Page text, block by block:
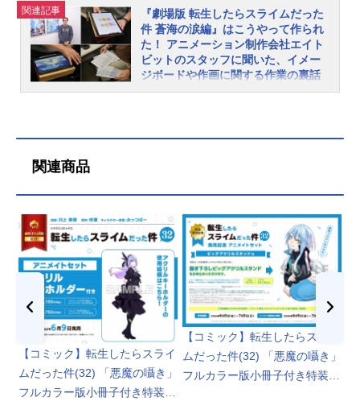
れる会場でミニライブからスター
ト。1曲目はアニメ第1期のエンディ
ング「Anothercolony」。「『転ス
ラ』の楽曲を8年間務めています」と
笑顔のTRUEさんは「『転スラ』と共
に奏でてきた楽曲をみなさんにお届
ブを進行。ネタバレを気にすると、
作品の話がなかなかできなかったと
いうTRUEさんは「トークパートでた
くさんお話ししようと思います！」
と意気込みましたが、「忘れないう
ちに好きなシーンを！」と切り出
し、本作のお気に入りシーンを語り
始め...
咲美保さん、智慧之王役の豊口めぐ
みさん、ヴェルドラ役の前野智昭さ
ん、ユウキ役の花江夏樹さん、マリ
アベル役の水瀬いのりさんら豪華キ
ャスト5名が登壇しました。第4期で
活躍するキャラクターを演じる皆さ
お届けします。豪華＆レアな5人が登
壇！ 劇場版のヒットと期待の第4期
についてMCの森遥香さんに呼び込ま
れ、登壇したキャスト陣。第4期から
ますます活躍の機会を増やしていく
キャラクターを演じる面々というこ
とで、作品のステージとしては、レ
アなメンバーとなりました。登場の
挨拶の後、現在大ヒット上映中の劇
場版『劇場版転生したらスライムだ
った件蒼海の涙編』の話題へ。各地
ムだった件蒼海の涙編』より、3月14
日（土）〜3月15日（日）に行われた
大ヒット記念舞台挨拶の公式レポー
トが到着しました！メインキャスト
の岡咲美保さん、泊明日菜さんらが
ある岡山での舞台挨拶ということ
で、岡咲は「前作に続いて、今作で
も岡山に来る機会をいただけて嬉し
いです。偶然ですが、先週もお仕事
で来たので、週1岡山なんです（笑）
久しぶりの岡山感がないのが逆に嬉
しいです！」と喜びを語る。さらに
岡山に来るのが初めてだという泊は
「コンスタントに岡山に帰っている
岡咲さんに、色々教えてもらいたい
と思います。」期待を寄せている様
関連記事
『劇場版 転生したらスライムだった
件 蒼海の涙編』はこうやって作られ
た！ アニメーション制作会社エイト
ビットのスタッフに聞いた、イメー
ジボードや作画に関する作業の裏話
は必見
リーズが第3期まで制作され、2022
年には劇場版第1弾『劇場版転生した
らスライムだった件紅蓮の絆編』が
公開された大人気アニメ『転スラ』
シリーズの最新作です。アニメイト
タイムズでは、その公開に先駆けて
アニメーション制作のエイトビット
さんに伺わせていただきました。今
回お話を伺ったのは、イメージボー
ドに携わったpomodorosaさんと作画
部の持田真治さん、そしてアニメー
ションプロデューサーの江口浩平さ
関連商品
【コミック】転生したらスライ
ムだった件(32) 「悪魔の囁き」
フルカラー版小冊子付き特装版
【コミック】転生したらスライ
ムだった件(32) 「悪魔の囁き」
フルカラー版小冊子付き特装版